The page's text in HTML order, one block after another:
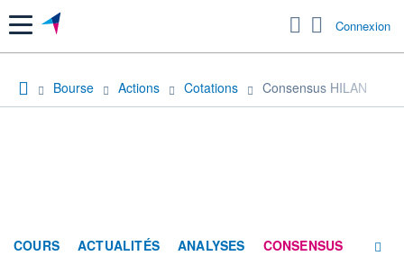
Menu Connexion
Bourse Actions Cotations Consensus HILAN
COURS ACTUALITÉS ANALYSES CONSENSUS